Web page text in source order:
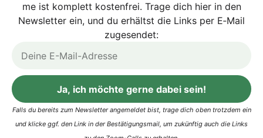
me ist kom­plett kos­ten­frei. Tra­ge dich hier in den
News­let­ter ein, und du erhältst die Links per E‑Mail
zugesendet:
Ja, ich möchte gerne dabei sein!
Alternative:
Falls du bereits zum News­let­ter ange­mel­det bist, tra­ge dich oben trotz­dem ein
und kli­cke ggf. den Link in der Bestä­ti­gungs­mail, um zukünf­tig auch die Links